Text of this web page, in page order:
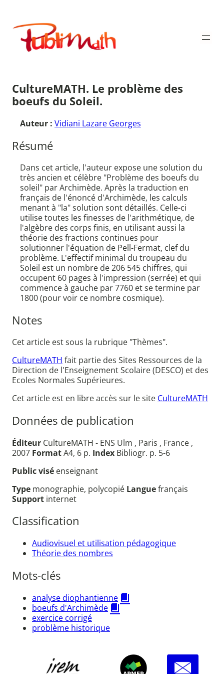
contenu
Publimath
CultureMATH. Le problème des
boeufs du Soleil.
Auteur : Vidiani Lazare Georges
Résumé
Dans cet article, l'auteur expose une solution du
très ancien et célèbre "Problème des boeufs du
soleil" par Archimède. Après la traduction en
français de l'énoncé d'Archimède, les calculs
menant à "la" solution sont détaillés. Celle-ci
utilise toutes les finesses de l'arithmétique, de
l'algèbre des corps finis, en utilisant aussi la
théorie des fractions continues pour
solutionner l'équation de Pell-Fermat, clef du
problème. L'effectif minimal du troupeau du
Soleil est un nombre de 206 545 chiffres, qui
occupent 60 pages à l'impression (serrée) et qui
commence à gauche par 7760 et se termine par
1800 (pour voir ce nombre cosmique).
Notes
Cet article est sous la rubrique "Thèmes".
CultureMATH fait partie des Sites Ressources de la
Direction de l'Enseignement Scolaire (DESCO) et des
Ecoles Normales Supérieures.
Cet article est en libre accès sur le site CultureMATH
Données de publication
Éditeur CultureMATH - ENS Ulm , Paris , France ,
2007 FormatA4, 6 p. Index Bibliogr. p. 5-6
Public visé enseignant
Type monographie, polycopié Languefrançais
Support internet
Classification
Audiovisuel et utilisation pédagogique
Théorie des nombres
Mots-clés
analyse diophantienne
boeufs d'Archimède
exercice corrigé
problème historique